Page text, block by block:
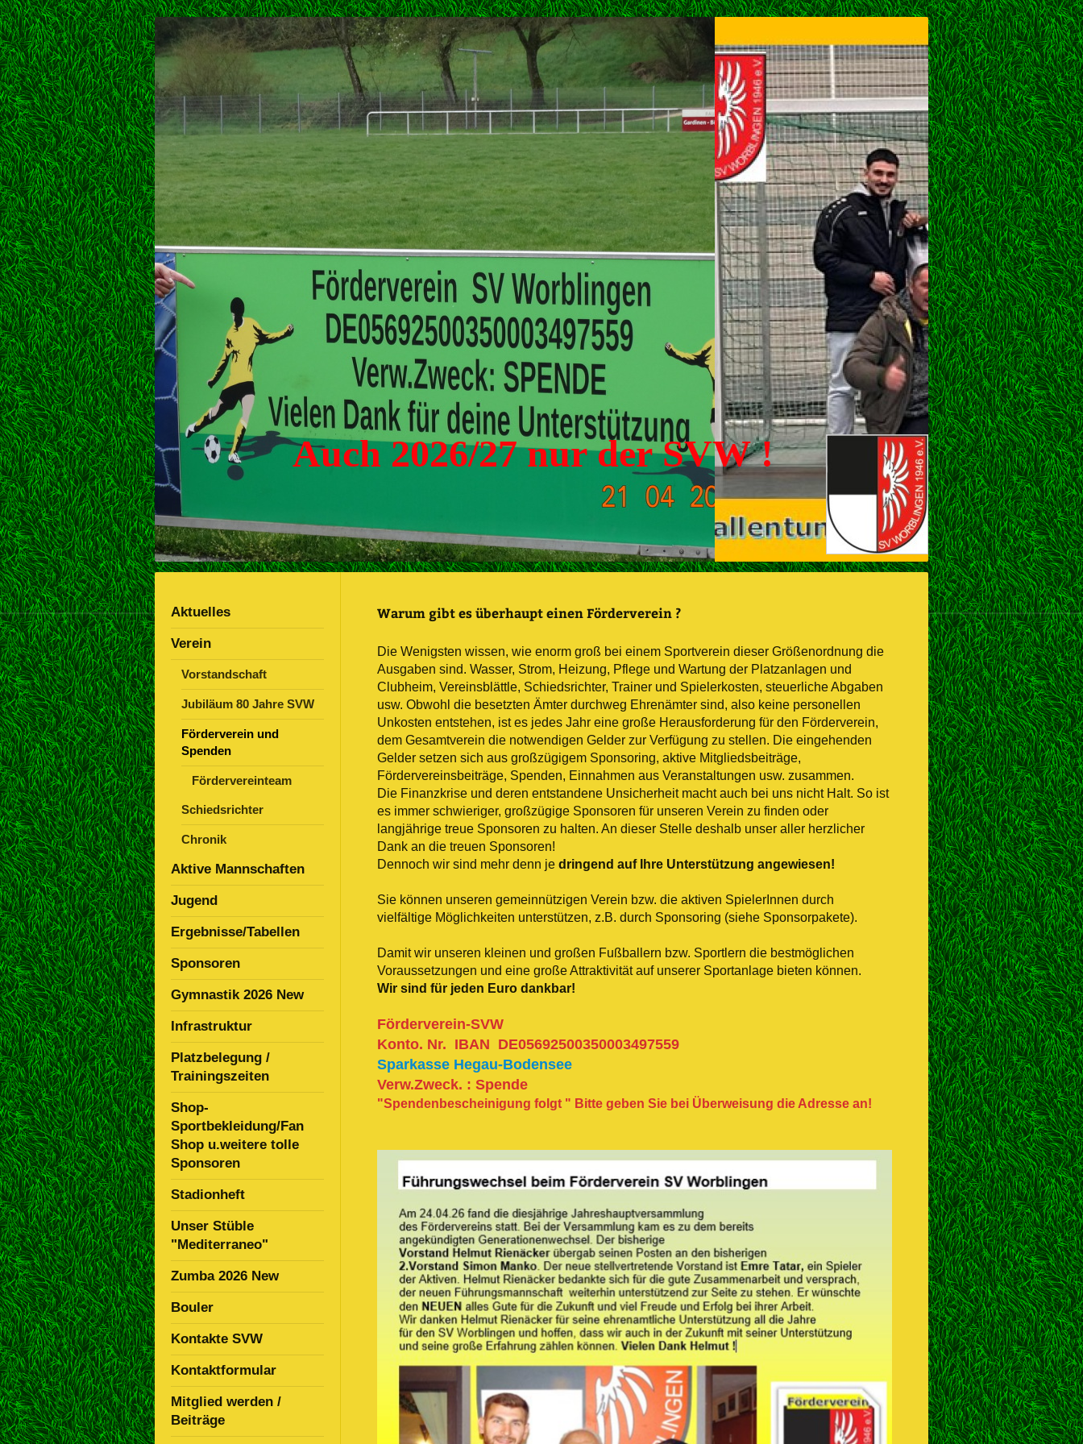
Auch 2026/27 nur der SVW !
Aktuelles
Verein
Vorstandschaft
Jubiläum 80 Jahre SVW
Förderverein und
Spenden
Fördervereinteam
Schiedsrichter
Chronik
Aktive Mannschaften
Jugend
Ergebnisse/Tabellen
Sponsoren
Gymnastik 2026 New
Infrastruktur
Platzbelegung /
Trainingszeiten
Shop-
Sportbekleidung/Fan
Shop u.weitere tolle
Sponsoren
Stadionheft
Unser Stüble
"Mediterraneo"
Zumba 2026 New
Bouler
Kontakte SVW
Kontaktformular
Mitglied werden /
Beiträge
Warum gibt es überhaupt einen Förderverein ?
Die Wenigsten wissen, wie enorm groß bei einem Sportverein dieser Größenordnung die
Ausgaben sind. Wasser, Strom, Heizung, Pflege und Wartung der Platzanlagen und
Clubheim, Vereinsblättle, Schiedsrichter, Trainer und Spielerkosten, steuerliche Abgaben
usw. Obwohl die besetzten Ämter durchweg Ehrenämter sind, also keine personellen
Unkosten entstehen, ist es jedes Jahr eine große Herausforderung für den Förderverein,
dem Gesamtverein die notwendigen Gelder zur Verfügung zu stellen. Die eingehenden
Gelder setzen sich aus großzügigem Sponsoring, aktive Mitgliedsbeiträge,
Fördervereinsbeiträge, Spenden, Einnahmen aus Veranstaltungen usw. zusammen.
Die Finanzkrise und deren entstandene Unsicherheit macht auch bei uns nicht Halt. So ist
es immer schwieriger, großzügige Sponsoren für unseren Verein zu finden oder
langjährige treue Sponsoren zu halten. An dieser Stelle deshalb unser aller herzlicher
Dank an die treuen Sponsoren!
Dennoch wir sind mehr denn jedringend auf Ihre Unterstützung angewiesen!
Sie können unseren gemeinnützigen Verein bzw. die aktiven SpielerInnen durch
vielfältige Möglichkeiten unterstützen, z.B. durch Sponsoring (siehe Sponsorpakete).
Damit wir unseren kleinen und großen Fußballern bzw. Sportlern die bestmöglichen
Voraussetzungen und eine große Attraktivität auf unserer Sportanlage bieten können.
Wir sind für jeden Euro dankbar!
Förderverein-SVW
Konto. Nr. IBAN DE05692500350003497559
Sparkasse Hegau-Bodensee
Verw.Zweck. : Spende
"Spendenbescheinigung folgt " Bitte geben Sie bei Überweisung die Adresse an!